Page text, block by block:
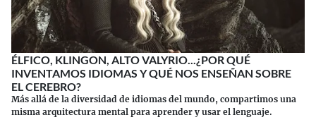
ÉLFICO, KLINGON, ALTO VALYRIO...¿POR QUÉ
INVENTAMOS IDIOMAS Y QUÉ NOS ENSEÑAN SOBRE
EL CEREBRO?
Más allá de la diversidad de idiomas del mundo, compartimos una
misma arquitectura mental para aprender y usar el lenguaje.